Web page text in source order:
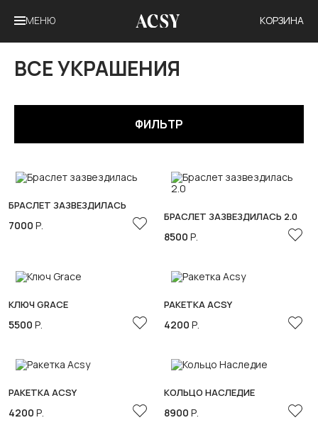
МЕНЮ КОРЗИНА
ВСЕ УКРАШЕНИЯ
ФИЛЬТР
БРАСЛЕТ ЗАЗВЕЗДИЛАСЬ
7000 Р.
БРАСЛЕТ ЗАЗВЕЗДИЛАСЬ 2.0
8500 Р.
КЛЮЧ GRACE
5500 Р.
РАКЕТКА ACSY
4200 Р.
РАКЕТКА ACSY
4200 Р.
КОЛЬЦО НАСЛЕДИЕ
8900 Р.